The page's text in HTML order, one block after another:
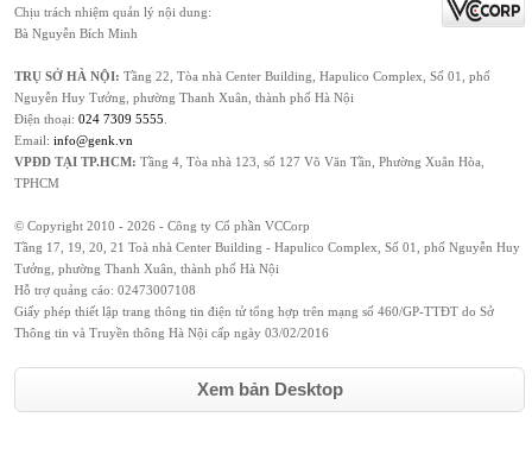
Chịu trách nhiệm quản lý nội dung:
Bà Nguyễn Bích Minh
TRỤ SỞ HÀ NỘI: Tầng 22, Tòa nhà Center Building, Hapulico Complex, Số 01, phố
Nguyễn Huy Tưởng, phường Thanh Xuân, thành phố Hà Nội
Điện thoại: 024 7309 5555
Email: info@genk.vn
VPĐD TẠI TP.HCM: Tầng 4, Tòa nhà 123, số 127 Võ Văn Tần, Phường Xuân Hòa,
TPHCM
© Copyright 2010 - 2026 - Công ty Cổ phần VCCorp
Tầng 17, 19, 20, 21 Toà nhà Center Building - Hapulico Complex, Số 01, phố Nguyễn Huy
Tưởng, phường Thanh Xuân, thành phố Hà Nội
Hỗ trợ quảng cáo: 02473007108
Giấy phép thiết lập trang thông tin điện tử tổng hợp trên mạng số 460/GP-TTĐT do Sở
Thông tin và Truyền thông Hà Nội cấp ngày 03/02/2016
Xem bản Desktop